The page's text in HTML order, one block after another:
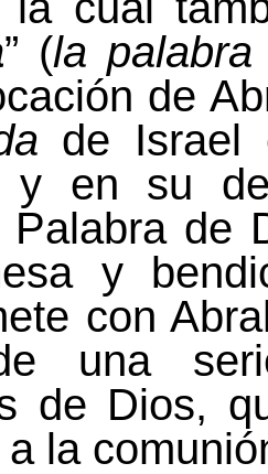
” (la
de
de Israel
y en su
Palabrade
y
con
una
de Dios,
la